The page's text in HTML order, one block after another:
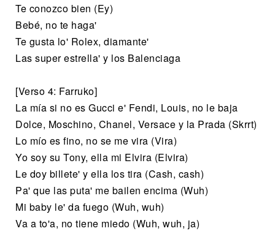
Te conozco bien (Ey)
Bebé, no te haga'
Te gusta lo' Rolex, diamante'
Las super estrella' y los Balenciaga
[Verso 4: Farruko]
La mía si no es Gucci e' Fendi, Louis, no le baja
Dolce, Moschino, Chanel, Versace y la Prada (Skrrt)
Lo mío es fino, no se me vira (Vira)
Yo soy su Tony, ella mi Elvira (Elvira)
Le doy billete' y ella los tira (Cash, cash)
Pa' que las puta' me bailen encima (Wuh)
Mi baby le' da fuego (Wuh, wuh)
Va a to'a, no tiene miedo (Wuh, wuh, ja)